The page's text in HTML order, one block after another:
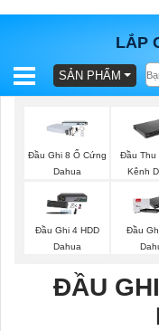
LẮP
BÁO
TRỌN
GÓI
SẢN
SẢN PHẨM
Đầu Ghi 8 Ổ Cứng
Dahua
Đầu Thu
Kênh
Đầu Ghi 4 HDD
Dahua
Đầu
ĐẦU